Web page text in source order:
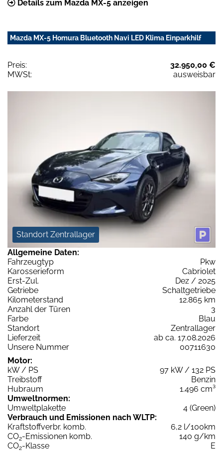
Details zum Mazda MX-5 anzeigen
Mazda MX-5 Homura Bluetooth Navi LED Klima Einparkhilf
Preis:
32.950,00 €
MWSt:
ausweisbar
Standort Zentrallager
Allgemeine Daten:
Fahrzeugtyp
Pkw
Karosserieform
Cabriolet
Erst-Zul.
Dez / 2025
Getriebe
Schaltgetriebe
Kilometerstand
12.865 km
Anzahl der Türen
3
Farbe
Blau
Standort
Zentrallager
Lieferzeit
ab ca. 17.08.2026
Unsere Nummer
00711630
Motor:
kW / PS
97 kW / 132 PS
Treibstoff
Benzin
Hubraum
1.496 cm³
Umweltnormen:
Umweltplakette
4 (Green)
Verbrauch und Emissionen nach WLTP:
Kraftstoffverbr. komb.
6,2 l/100km
CO2-Emissionen komb.
140 g/km
CO2-Klasse
E